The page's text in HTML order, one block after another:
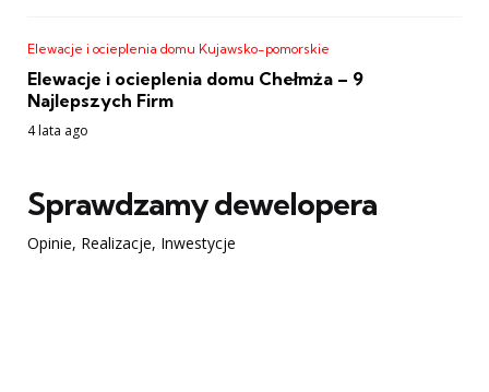
Elewacje i ocieplenia domu Kujawsko-pomorskie
Elewacje i ocieplenia domu Chełmża – 9
Najlepszych Firm
4 lata ago
Sprawdzamy dewelopera
Opinie, Realizacje, Inwestycje